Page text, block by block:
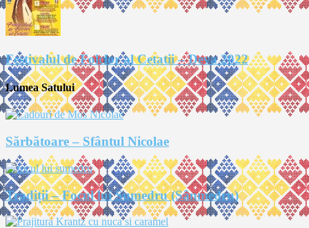
Festivalul de Folclor al Cetatii – Deva 2022
Lumea Satului
Sărbătoare – Sfântul Nicolae
Tradiții – Focul lui Sumedru (Sânmedru)